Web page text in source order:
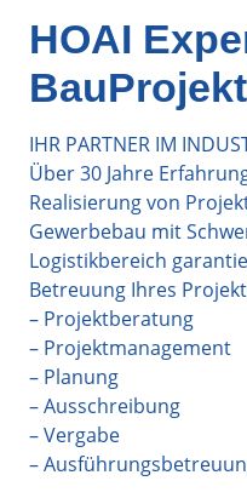
HOAI
IHR PARTNER IM
Über 30 Jahre
Realisierung von
Gewerbebau mit
Logistikbereich
Betreuung Ihres
– Projektberatung
– Projektmanagement
– Planung
– Ausschreibung
– Vergabe
–